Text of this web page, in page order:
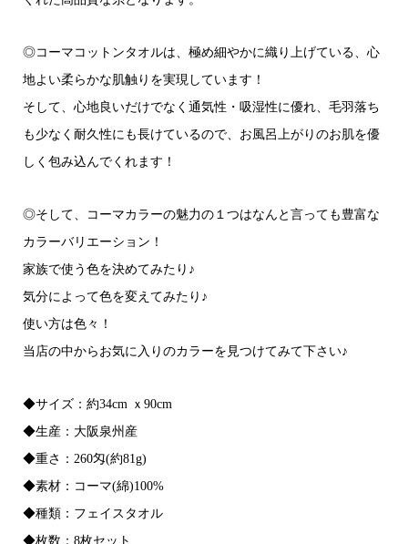
◎コーマコットンタオルは、極め細やかに織り上げている、心
地よい柔らかな肌触りを実現しています！
そして、心地良いだけでなく通気性・吸湿性に優れ、毛羽落ち
も少なく耐久性にも長けているので、お風呂上がりのお肌を優
しく包み込んでくれます！
◎そして、コーマカラーの魅力の１つはなんと言っても豊富な
カラーバリエーション！
家族で使う色を決めてみたり♪
気分によって色を変えてみたり♪
使い方は色々！
当店の中からお気に入りのカラーを見つけてみて下さい♪
◆サイズ：約34cm ｘ90cm
◆生産：大阪泉州産
◆重さ：260匁(約81g)
◆素材：コーマ(綿)100%
◆種類：フェイスタオル
◆枚数：8枚セット